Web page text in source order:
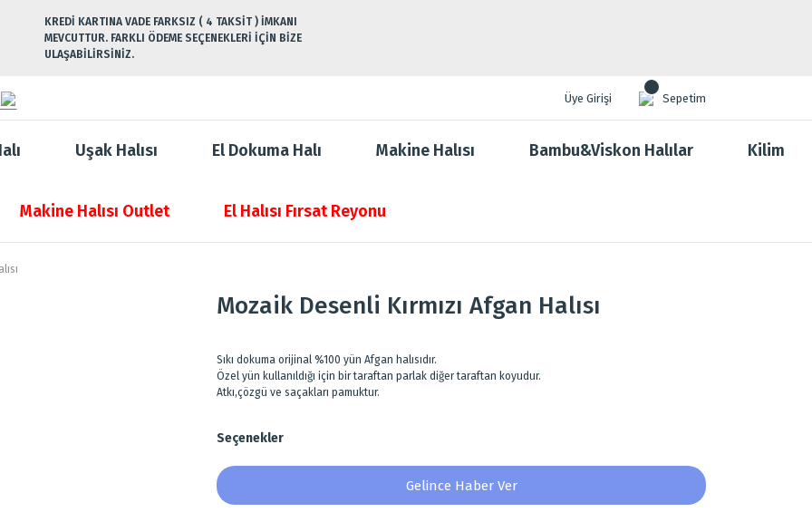
KREDİ KARTINA VADE FARKSIZ ( 4 TAKSİT ) İMKANI
MEVCUTTUR. FARKLI ÖDEME SEÇENEKLERİ İÇİN BİZE
ULAŞABİLİRSİNİZ.
Üye Girişi Sepetim
Uşak Halısı El Dokuma Halı Makine Halısı Bambu&Viskon Halılar Kilim
Makine Halısı Outlet El Halısı Fırsat Reyonu
Mozaik Desenli Kırmızı Afgan Halısı
Sıkı dokuma orijinal %100 yün Afgan halısıdır.
Özel yün kullanıldığı için bir taraftan parlak diğer taraftan koyudur.
Atkı,çözgü ve saçakları pamuktur.
Seçenekler
Gelince Haber Ver